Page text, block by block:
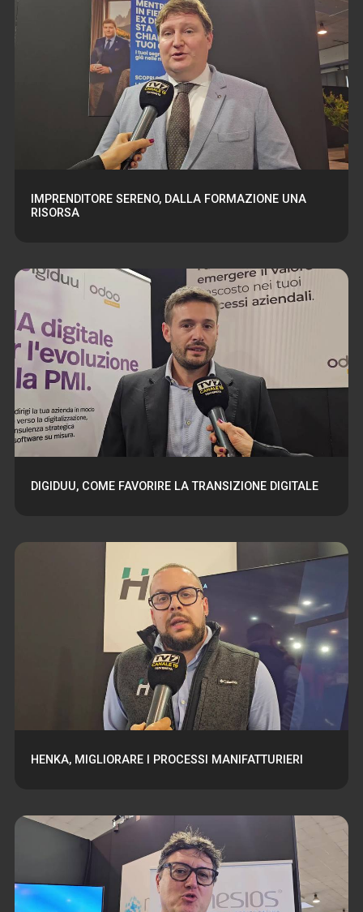
IMPRENDITORE SERENO, DALLA FORMAZIONE UNA
RISORSA
DIGIDUU, COME FAVORIRE LA TRANSIZIONE DIGITALE
HENKA, MIGLIORARE I PROCESSI MANIFATTURIERI